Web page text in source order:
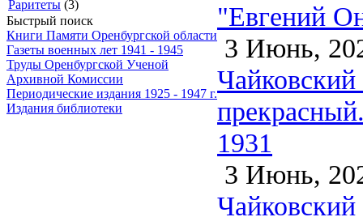
Раритеты (3)
Быстрый поиск
Книги Памяти Оренбургской области
Газеты военных лет 1941 - 1945
Труды Оренбургской Ученой
Архивной Комиссии
Периодические издания 1925 - 1947 г.
Издания библиотеки
"Евгений
3 Июнь,
1931
3 Июнь,